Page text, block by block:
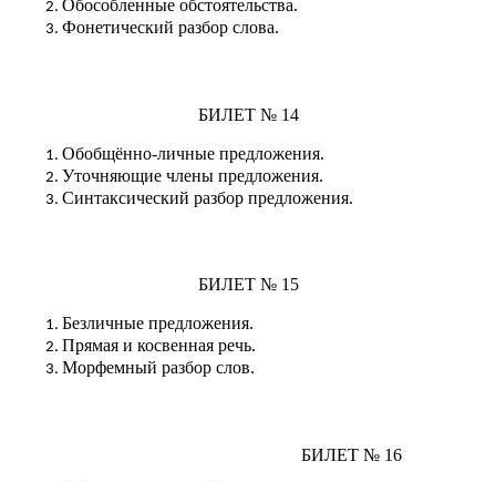
Обособленные обстоятельства.
Фонетический разбор слова.
БИЛЕТ № 14
Обобщённо-личные предложения.
Уточняющие члены предложения.
Синтаксический разбор предложения.
БИЛЕТ № 15
Безличные предложения.
Прямая и косвенная речь.
Морфемный разбор слов.
БИЛЕТ № 16